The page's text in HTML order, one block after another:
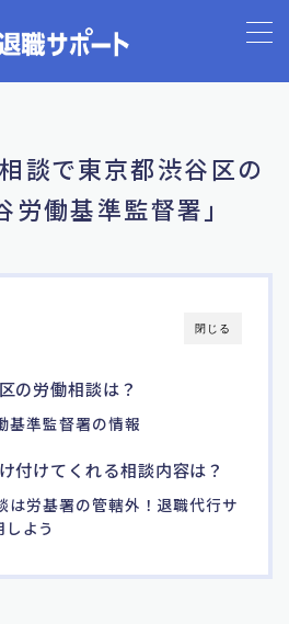
談で東京都渋谷区の
労働基準監督署」
閉じる
の労働相談は？
基準監督署の情報
付けてくれる相談内容は？
は労基署の管轄外！退職代行サ
よう